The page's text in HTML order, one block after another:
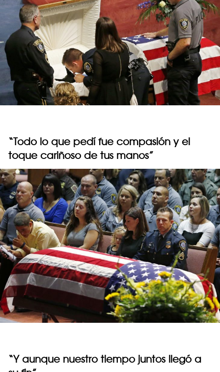
“Todo lo que pedí fue compasión y el
toque cariñoso de tus manos”
“Y aunque nuestro tiempo juntos llegó a